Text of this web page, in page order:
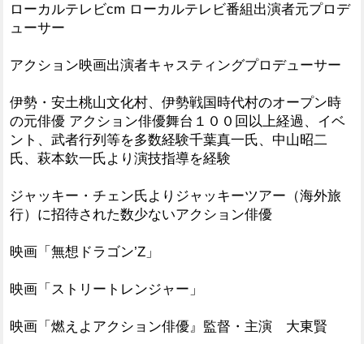
ローカルテレビcm ローカルテレビ番組出演者元プロデ
ューサー
アクション映画出演者キャスティングプロデューサー
伊勢・安土桃山文化村、伊勢戦国時代村のオープン時
の元俳優 アクション俳優舞台１００回以上経過、イベ
ント、武者行列等を多数経験千葉真一氏、中山昭二
氏、萩本欽一氏より演技指導を経験
ジャッキー・チェン氏よりジャッキーツアー（海外旅
行）に招待された数少ないアクション俳優
映画「無想ドラゴン’Z」
映画「ストリートレンジャー」
映画「燃えよアクション俳優』監督・主演 大東賢